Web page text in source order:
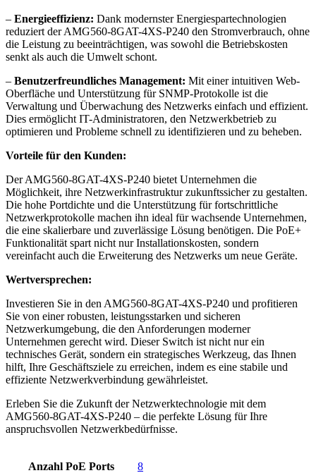
– Energieeffizienz: Dank modernster Energiespartechnologien
reduziert der AMG560-8GAT-4XS-P240 den Stromverbrauch, ohne
die Leistung zu beeinträchtigen, was sowohl die Betriebskosten
senkt als auch die Umwelt schont.
– Benutzerfreundliches Management: Mit einer intuitiven Web-
Oberfläche und Unterstützung für SNMP-Protokolle ist die
Verwaltung und Überwachung des Netzwerks einfach und effizient.
Dies ermöglicht IT-Administratoren, den Netzwerkbetrieb zu
optimieren und Probleme schnell zu identifizieren und zu beheben.
Vorteile für den Kunden:
Der AMG560-8GAT-4XS-P240 bietet Unternehmen die
Möglichkeit, ihre Netzwerkinfrastruktur zukunftssicher zu gestalten.
Die hohe Portdichte und die Unterstützung für fortschrittliche
Netzwerkprotokolle machen ihn ideal für wachsende Unternehmen,
die eine skalierbare und zuverlässige Lösung benötigen. Die PoE+
Funktionalität spart nicht nur Installationskosten, sondern
vereinfacht auch die Erweiterung des Netzwerks um neue Geräte.
Wertversprechen:
Investieren Sie in den AMG560-8GAT-4XS-P240 und profitieren
Sie von einer robusten, leistungsstarken und sicheren
Netzwerkumgebung, die den Anforderungen moderner
Unternehmen gerecht wird. Dieser Switch ist nicht nur ein
technisches Gerät, sondern ein strategisches Werkzeug, das Ihnen
hilft, Ihre Geschäftsziele zu erreichen, indem es eine stabile und
effiziente Netzwerkverbindung gewährleistet.
Erleben Sie die Zukunft der Netzwerktechnologie mit dem
AMG560-8GAT-4XS-P240 – die perfekte Lösung für Ihre
anspruchsvollen Netzwerkbedürfnisse.
Anzahl PoE Ports 8